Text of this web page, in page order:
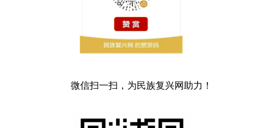
微信扫一扫，为民族复兴网助力！